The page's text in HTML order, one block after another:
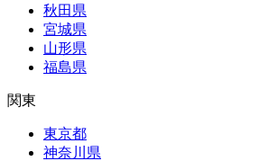
秋田県
宮城県
山形県
福島県
関東
東京都
神奈川県